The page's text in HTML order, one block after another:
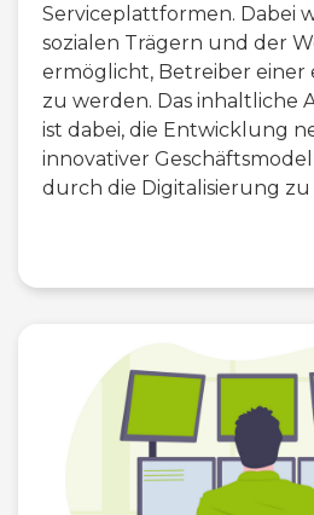
Serviceplattformen. Dabei
sozialen Trägern und der
ermöglicht, Betreiber
zu werden. Das inhaltliche
ist dabei, die Entwicklung
innovativer
durch die Digitalisierung